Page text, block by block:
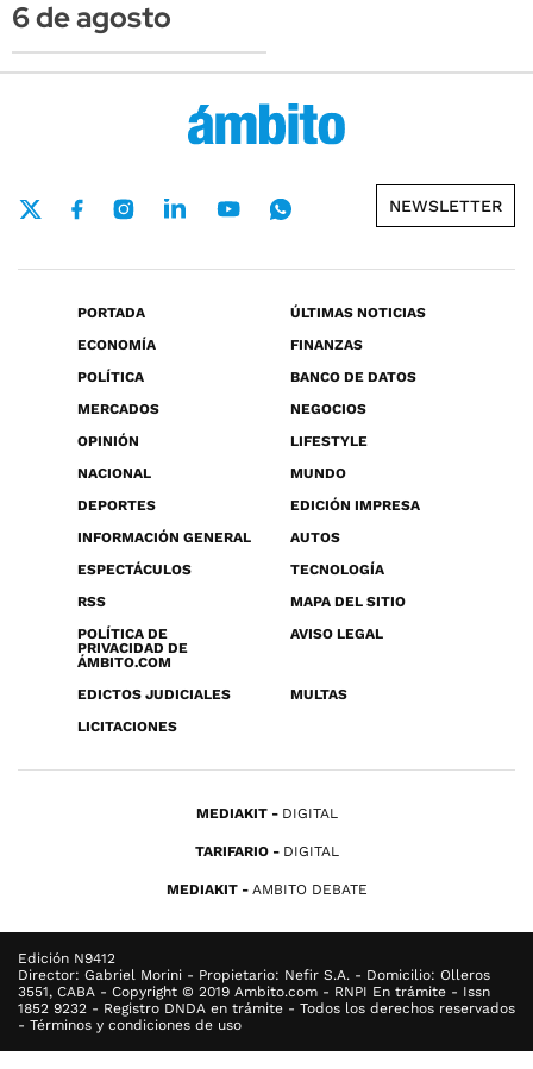
6 de agosto
NEWSLETTER
PORTADA
ÚLTIMAS NOTICIAS
ECONOMÍA
FINANZAS
POLÍTICA
BANCO DE DATOS
MERCADOS
NEGOCIOS
OPINIÓN
LIFESTYLE
NACIONAL
MUNDO
DEPORTES
EDICIÓN IMPRESA
INFORMACIÓN GENERAL
AUTOS
ESPECTÁCULOS
TECNOLOGÍA
RSS
MAPA DEL SITIO
POLÍTICA DE
PRIVACIDAD DE
ÁMBITO.COM
AVISO LEGAL
EDICTOS JUDICIALES
MULTAS
LICITACIONES
MEDIAKIT DIGITAL
TARIFARIO DIGITAL
MEDIAKIT AMBITO DEBATE
Edición N9412
Director: Gabriel Morini - Propietario: Nefir S.A. - Domicilio: Olleros
3551, CABA - Copyright © 2019 Ambito.com - RNPI En trámite - Issn
1852 9232 - Registro DNDA en trámite - Todos los derechos reservados
- Términos y condiciones de uso